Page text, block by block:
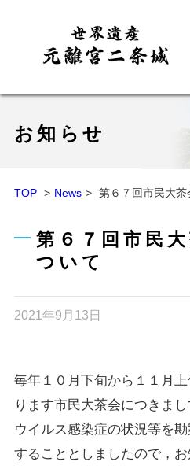
お知らせ
TOP News 第６７回市民大
第６７回市民
ついて
2021年9月13日
毎年１０月下旬から１１月
ります市民大茶会につきま
ウイルス感染症の状況等を
することとしましたので，お